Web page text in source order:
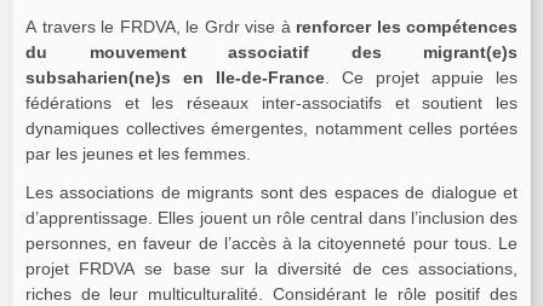
A travers le FRDVA, le Grdr vise à renforcer les compétences
du mouvement associatif des migrant(e)s
subsaharien(ne)s en Ile-de-France. Ce projet appuie les
fédérations et les réseaux inter-associatifs et soutient les
dynamiques collectives émergentes, notamment celles portées
par les jeunes et les femmes.
Les associations de migrants sont des espaces de dialogue et
d’apprentissage. Elles jouent un rôle central dans l’inclusion des
personnes, en faveur de l’accès à la citoyenneté pour tous. Le
projet FRDVA se base sur la diversité de ces associations,
riches de leur multiculturalité. Considérant le rôle positif des